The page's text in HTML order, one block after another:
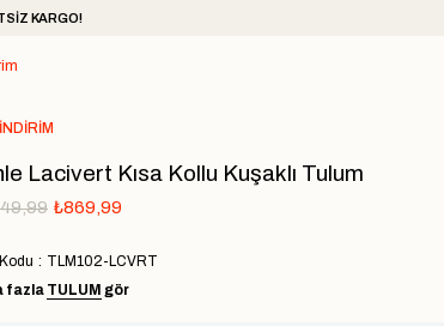
KARGO!
İNDIRIM
Lacivert Kısa Kollu Kuşaklı Tulum
₺869,99
TLM102-LCVRT
fazla TULUM gör